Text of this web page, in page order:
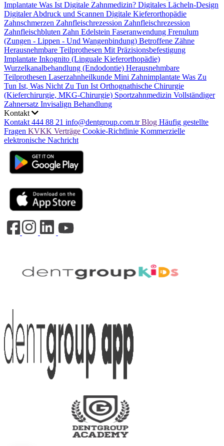
Implantate Was Ist Digitale Zahnmedizin? Digitales Lächeln-Design
Digitaler Abdruck und Scannen Digitale Kieferorthopädie
Zahnschmerzen Zahnfleischrezession Zahnfleischrezession
Zahnfleischbluten Zahn Edelstein Faseranwendung Frenulum
(Zungen - Lippen - Und Wangenbindung) Betroffene Zähne
Herausnehmbare Teilprothesen Mit Präzisionsbefestigung
Implantate Inkognito (Linguale Kieferorthopädie)
Wurzelkanalbehandlung (Endodontie) Herausnehmbare
Teilprothesen Laserzahnheilkunde Mini Zahnimplantate Was Zu
Tun Ist, Was Nicht Zu Tun Ist Orthognathische Chirurgie
(Kieferchirurgie, MKG-Chirurgie) Sportzahnmedizin Vollständiger
Zahnersatz Invisalign Behandlung
Kontakt
Kontakt 444 88 21 info@dentgroup.com.tr Blog Häufig gestellte
Fragen KVKK Verträge Cookie-Richtlinie Kommerzielle
elektronische Nachricht